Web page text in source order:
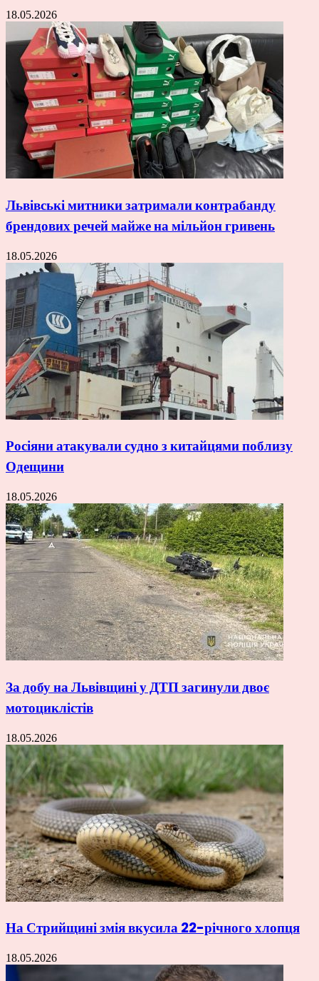
18.05.2026
Львівські митники затримали контрабанду
брендових речей майже на мільйон гривень
18.05.2026
Росіяни атакували судно з китайцями поблизу
Одещини
18.05.2026
За добу на Львівщині у ДТП загинули двоє
мотоциклістів
18.05.2026
На Стрийщині змія вкусила 22-річного хлопця
18.05.2026